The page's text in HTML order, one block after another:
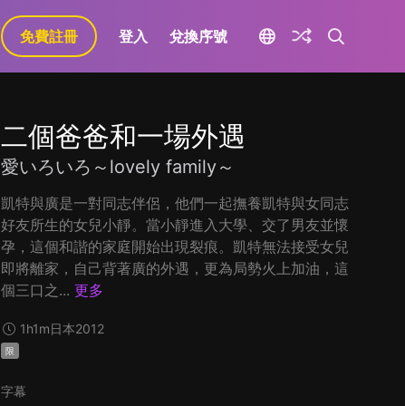
免費註冊 登入 兌換序號
二個爸爸和一場外遇
愛いろいろ～lovely family～
凱特與廣是一對同志伴侶，他們一起撫養凱特與女同志
好友所生的女兒小靜。當小靜進入大學、交了男友並懷
孕，這個和諧的家庭開始出現裂痕。凱特無法接受女兒
即將離家，自己背著廣的外遇，更為局勢火上加油，這
個三口之... 更多
1h1m日本2012
限
字幕